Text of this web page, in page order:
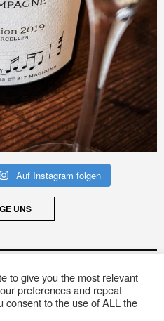
Auf Instagram folgen
UNS
to give you the most relevant
preferences and repeat
consent to the use of ALL the